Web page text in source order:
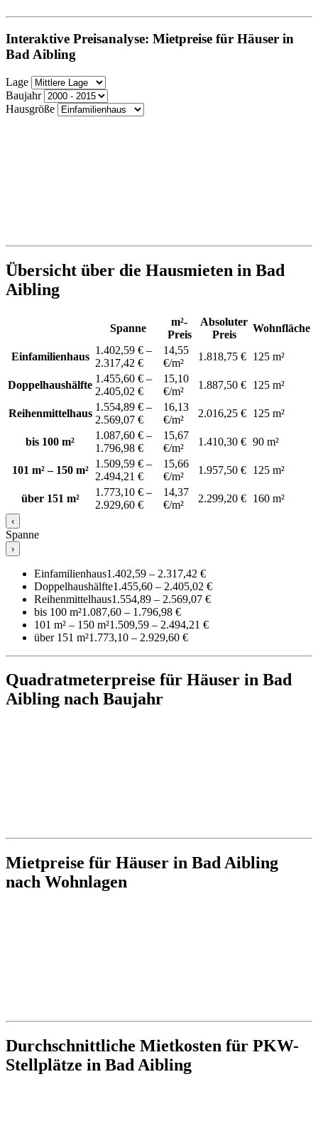
Interaktive Preisanalyse: Mietpreise für Häuser in
Bad Aibling
Lage
Baujahr
Hausgröße
Übersicht über die Hausmieten in Bad
Aibling
Spanne
m²-
Preis
Absoluter
Preis
Wohnfläche
Einfamilienhaus
1.402,59 € –
2.317,42 €
14,55
€/m²
1.818,75 € 125 m²
Doppelhaushälfte
1.455,60 € –
2.405,02 €
15,10
€/m²
1.887,50 € 125 m²
Reihenmittelhaus
1.554,89 € –
2.569,07 €
16,13
€/m²
2.016,25 € 125 m²
bis 100 m²
1.087,60 € –
1.796,98 €
15,67
€/m²
1.410,30 € 90 m²
101 m² – 150 m²
1.509,59 € –
2.494,21 €
15,66
€/m²
1.957,50 € 125 m²
über 151 m²
1.773,10 € –
2.929,60 €
14,37
€/m²
2.299,20 € 160 m²
‹
Spanne
›
Einfamilienhaus1.402,59 – 2.317,42 €
Doppelhaushälfte1.455,60 – 2.405,02 €
Reihenmittelhaus1.554,89 – 2.569,07 €
bis 100 m²1.087,60 – 1.796,98 €
101 m² – 150 m²1.509,59 – 2.494,21 €
über 151 m²1.773,10 – 2.929,60 €
Quadratmeterpreise für Häuser in Bad
Aibling nach Baujahr
Mietpreise für Häuser in Bad Aibling
nach Wohnlagen
Durchschnittliche Mietkosten für PKW-
Stellplätze in Bad Aibling